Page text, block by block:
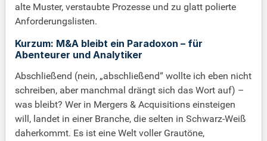
alte Muster, verstaubte Prozesse und zu glatt polierte
Anforderungslisten.
Kurzum: M&A bleibt ein Paradoxon – für
Abenteurer und Analytiker
Abschließend (nein, „abschließend“ wollte ich eben nicht
schreiben, aber manchmal drängt sich das Wort auf) –
was bleibt? Wer in Mergers & Acquisitions einsteigen
will, landet in einer Branche, die selten in Schwarz-Weiß
daherkommt. Es ist eine Welt voller Grautöne,